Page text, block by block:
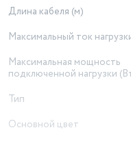
Длина кабеля (м)
Максимальный ток
Максимальная мощность
подключенной нагрузки
Тип
Основной цвет